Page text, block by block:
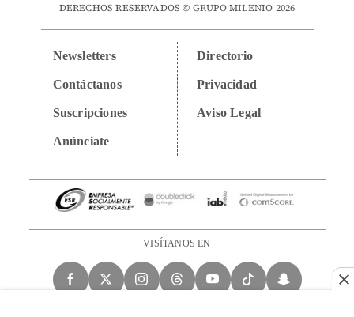
DERECHOS RESERVADOS © GRUPO MILENIO 2026
Newsletters
Contáctanos
Suscripciones
Anúnciate
Directorio
Privacidad
Aviso Legal
VISÍTANOS EN